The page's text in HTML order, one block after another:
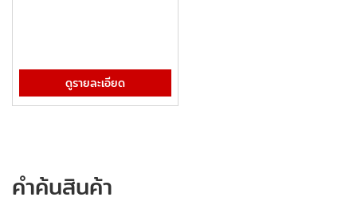
ดูรายละเอียด
คำค้นสินค้า